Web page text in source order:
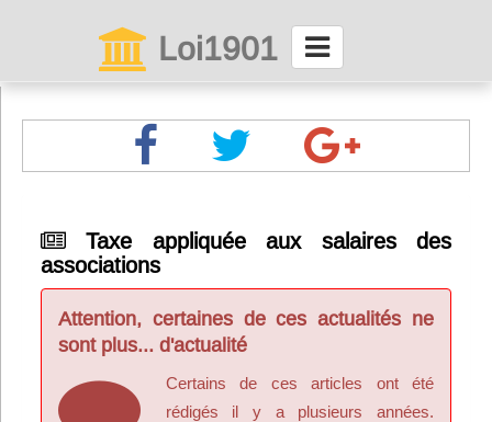
Loi1901
Menu général
ServiceAsso
Partager
Taxe appliquée aux salaires des
associations
Attention, certaines de ces actualités ne
sont plus... d'actualité
Certains de ces articles ont été
rédigés il y a plusieurs années.